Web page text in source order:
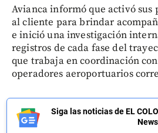
Avianca informó que activó sus
al cliente para brindar
e inició una investigación
registros de cada fase del
que trabaja en coordinación
operadores aeroportuarios
Siga las noticias de EL
News